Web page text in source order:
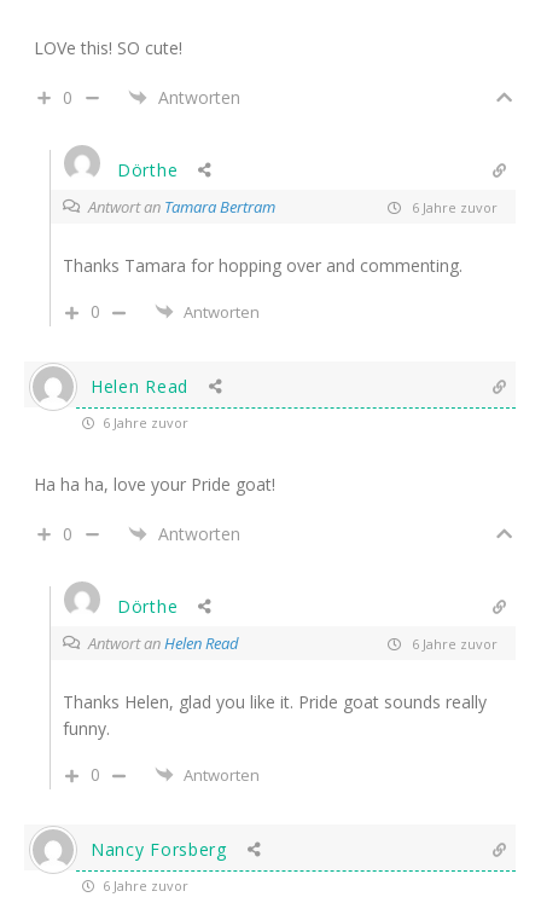
LOVe this! SO cute!
0 Antworten
Dörthe
Antwort an Tamara Bertram 6 Jahre zuvor
Thanks Tamara for hopping over and commenting.
0
Antworten
Helen Read
6 Jahre zuvor
Ha ha ha, love your Pride goat!
0 Antworten
Dörthe
Antwort anHelen Read 6 Jahre zuvor
Thanks Helen, glad you like it. Pride goat sounds really
funny.
0
Antworten
Nancy Forsberg
6 Jahre zuvor